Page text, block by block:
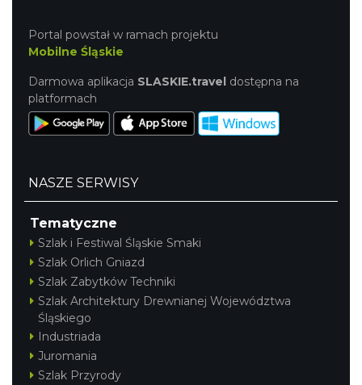
Portal powstał w ramach projektu
Mobilne Śląskie
Darmowa aplikacja SLASKIE.travel dostępna na
platformach
NASZE SERWISY
Tematyczne
Szlak i Festiwal Śląskie Smaki
Szlak Orlich Gniazd
Szlak Zabytków Techniki
Szlak Architektury Drewnianej Województwa
Śląskiego
Industriada
Juromania
Szlak Przyrody